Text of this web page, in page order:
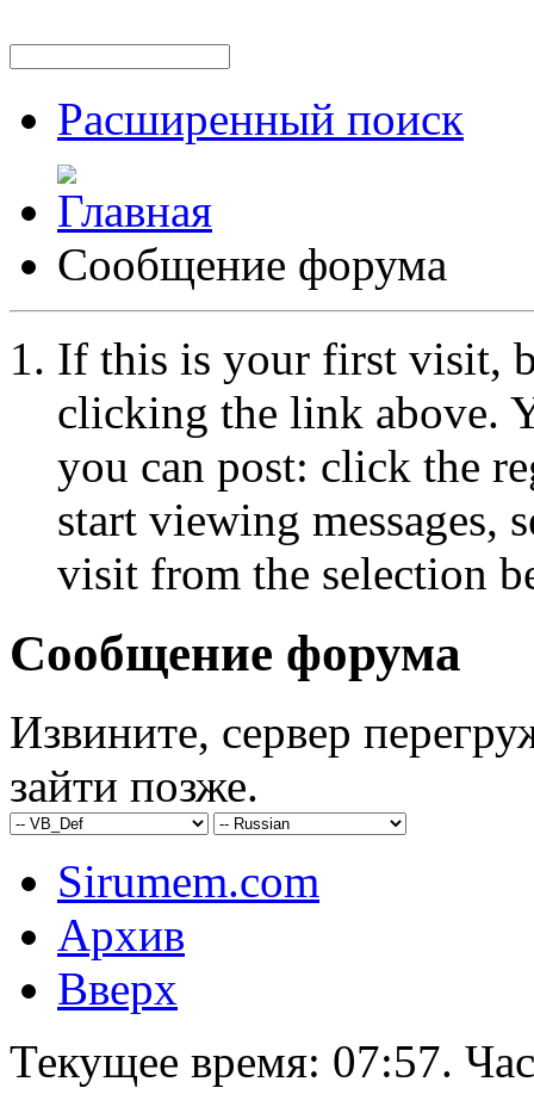
Расширенный поиск
Сообщение форума
If this is your first visit,
clicking the link above.
you can post: click the
start viewing messages,
visit from the selection
Сообщение форума
Извините, сервер
зайти позже.
Sirumem.com
Архив
Вверх
Текущее время: 07:57.